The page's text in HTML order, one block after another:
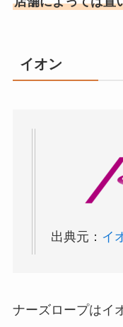
イオン
出典元： イ
ナーズロープはイ